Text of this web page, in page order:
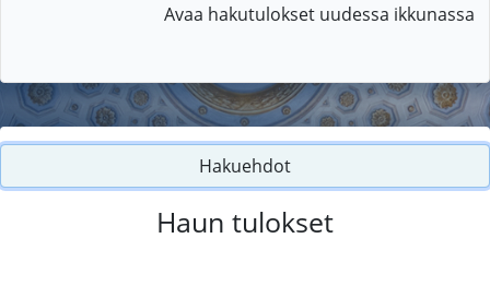
Avaa hakutulokset uudessa ikkunassa
Hakuehdot
Haun tulokset